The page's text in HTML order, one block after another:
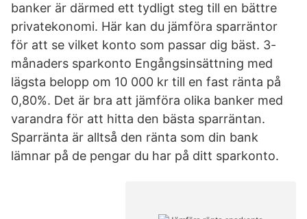
banker är därmed ett tydligt steg till en bättre
privatekonomi. Här kan du jämföra sparräntor
för att se vilket konto som passar dig bäst. 3-
månaders sparkonto Engångsinsättning med
lägsta belopp om 10 000 kr till en fast ränta på
0,80%. Det är bra att jämföra olika banker med
varandra för att hitta den bästa sparräntan.
Sparränta är alltså den ränta som din bank
lämnar på de pengar du har på ditt sparkonto.